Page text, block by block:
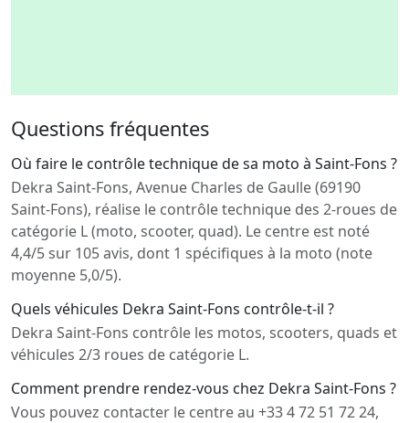
Questions fréquentes
Où faire le contrôle technique de sa moto à Saint-Fons ?
Dekra Saint-Fons, Avenue Charles de Gaulle (69190
Saint-Fons), réalise le contrôle technique des 2-roues de
catégorie L (moto, scooter, quad). Le centre est noté
4,4/5 sur 105 avis, dont 1 spécifiques à la moto (note
moyenne 5,0/5).
Quels véhicules Dekra Saint-Fons contrôle-t-il ?
Dekra Saint-Fons contrôle les motos, scooters, quads et
véhicules 2/3 roues de catégorie L.
Comment prendre rendez-vous chez Dekra Saint-Fons ?
Vous pouvez contacter le centre au +33 4 72 51 72 24,